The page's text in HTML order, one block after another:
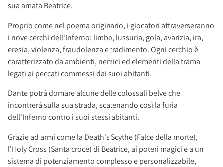
sua amata Beatrice.
Proprio come nel poema originario, i giocatori attraverseranno
i nove cerchi dell'Inferno: limbo, lussuria, gola, avarizia, ira,
eresia, violenza, fraudolenza e tradimento. Ogni cerchio è
caratterizzato da ambienti, nemici ed elementi della trama
legati ai peccati commessi dai suoi abitanti.
Dante potrà domare alcune delle colossali belve che
incontrerà sulla sua strada, scatenando così la furia
dell'Inferno contro i suoi stessi abitanti.
Grazie ad armi come la Death's Scythe (Falce della morte),
l'Holy Cross (Santa croce) di Beatrice, ai poteri magici e a un
sistema di potenziamento complesso e personalizzabile,